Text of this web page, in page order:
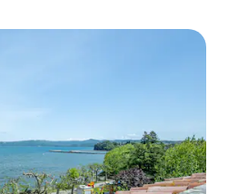
oznakom „Odabrali gosti”